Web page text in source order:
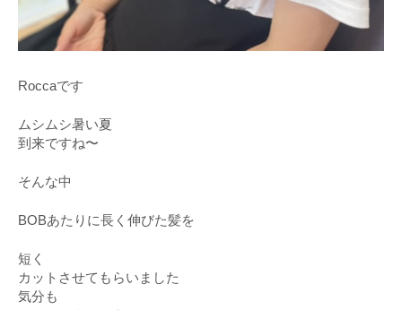
Roccaです
ムシムシ暑い夏
到来ですね〜
そんな中
BOBあたりに長く伸びた髪を
短く
カットさせてもらいました
気分も